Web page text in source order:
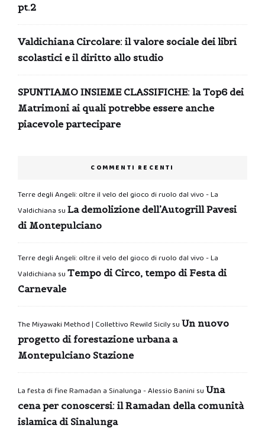
pt.2
Valdichiana Circolare: il valore sociale dei libri
scolastici e il diritto allo studio
SPUNTIAMO INSIEME CLASSIFICHE: la Top6 dei
Matrimoni ai quali potrebbe essere anche
piacevole partecipare
COMMENTI RECENTI
Terre degli Angeli: oltre il velo del gioco di ruolo dal vivo - La
Valdichiana su La demolizione dell’Autogrill Pavesi
di Montepulciano
Terre degli Angeli: oltre il velo del gioco di ruolo dal vivo - La
Valdichiana su Tempo di Circo, tempo di Festa di
Carnevale
The Miyawaki Method | Collettivo Rewild Sicilysu Un nuovo
progetto di forestazione urbana a
Montepulciano Stazione
La festa di fine Ramadan a Sinalunga - Alessio Banini su Una
cena per conoscersi: il Ramadan della comunità
islamica di Sinalunga